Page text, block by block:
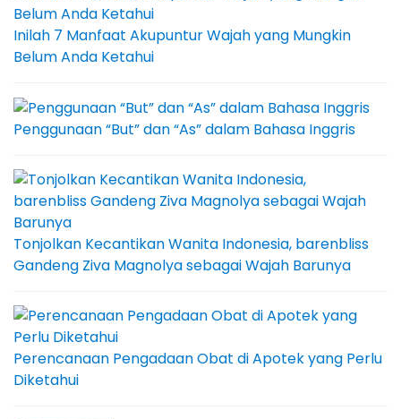
Inilah 7 Manfaat Akupuntur Wajah yang Mungkin
Belum Anda Ketahui
Penggunaan “But” dan “As” dalam Bahasa Inggris
Tonjolkan Kecantikan Wanita Indonesia, barenbliss
Gandeng Ziva Magnolya sebagai Wajah Barunya
Perencanaan Pengadaan Obat di Apotek yang Perlu
Diketahui